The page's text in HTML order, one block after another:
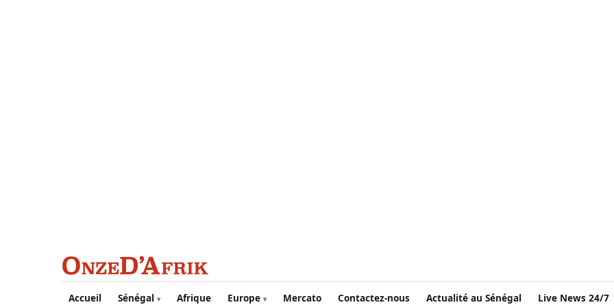
Aller au contenu principal
Accueil Sénégal Afrique Europe Mercato Contactez-nous Actualité au Sénégal Live News 24/7